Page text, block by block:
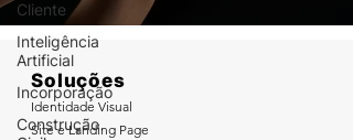
Cliente
Inteligência
Artificial
Incorporação
Construção
Soluções
Identidade Visual
Site e Landing Page